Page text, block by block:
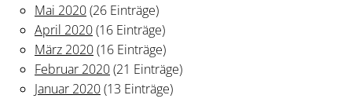
Mai 2020(26 Einträge)
April 2020(16 Einträge)
März 2020(16 Einträge)
Februar 2020(21 Einträge)
Januar 2020(13 Einträge)